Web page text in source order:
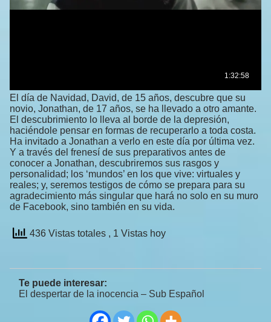
El día de Navidad, David, de 15 años, descubre que su
novio, Jonathan, de 17 años, se ha llevado a otro amante.
El descubrimiento lo lleva al borde de la depresión,
haciéndole pensar en formas de recuperarlo a toda costa.
Ha invitado a Jonathan a verlo en este día por última vez.
Y a través del frenesí de sus preparativos antes de
conocer a Jonathan, descubriremos sus rasgos y
personalidad; los ‘mundos’ en los que vive: virtuales y
reales; y, seremos testigos de cómo se prepara para su
agradecimiento más singular que hará no solo en su muro
de Facebook, sino también en su vida.
436 Vistas totales , 1 Vistas hoy
Te puede interesar:
El despertar de la inocencia – Sub Español